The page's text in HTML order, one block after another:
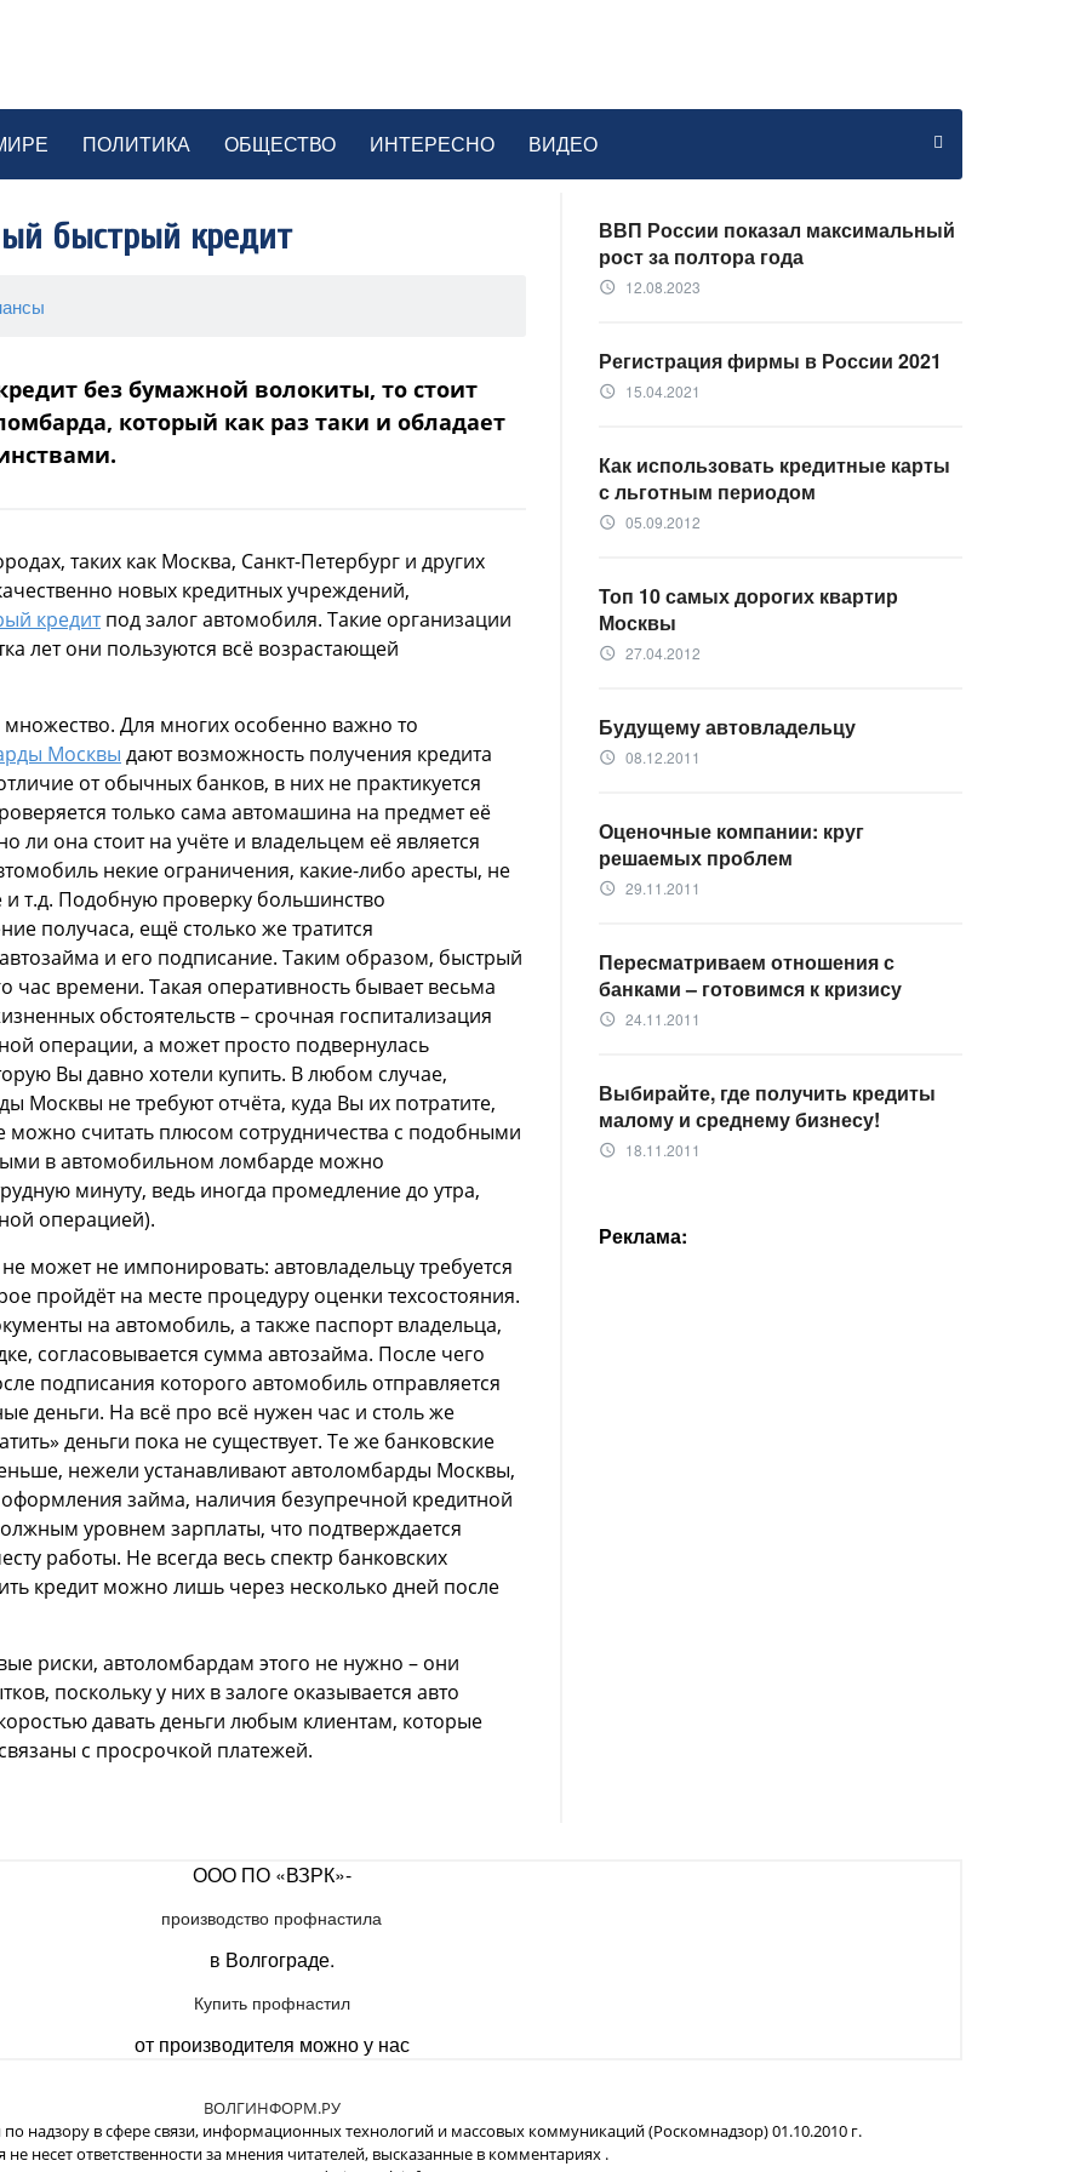
ПОЛИТИКА ОБЩЕСТВО ИНТЕРЕСНО ВИДЕО
быстрый кредит
без бумажной волокиты, то стоит
который как раз таки и обладает
таких как Москва, Санкт-Петербург и других
новых кредитных учреждений,
кредитпод залог автомобиля. Такие организации
лет они пользуются всё возрастающей
Для многих особенно важно то
Москвы дают возможность получения кредита
от обычных банков, в них не практикуется
только сама автомашина на предмет её
ли она стоит на учёте и владельцем её является
некие ограничения, какие-либо аресты, не
т.д. Подобную проверку большинство
получаса, ещё столько же тратится
и его подписание. Таким образом, быстрый
час времени. Такая оперативность бывает весьма
обстоятельств – срочная госпитализация
операции, а может просто подвернулась
Вы давно хотели купить. В любом случае,
Москвы не требуют отчёта, куда Вы их потратите,
считать плюсом сотрудничества с подобными
в автомобильном ломбарде можно
минуту, ведь иногда промедление до утра,
операцией).
может не импонировать: автовладельцу требуется
пройдёт на месте процедуру оценки техсостояния.
на автомобиль, а также паспорт владельца,
согласовывается сумма автозайма. После чего
подписания которого автомобиль отправляется
деньги. На всё про всё нужен час и столь же
деньги пока не существует. Те же банковские
нежели устанавливают автоломбарды Москвы,
займа, наличия безупречной кредитной
уровнем зарплаты, что подтверждается
работы. Не всегда весь спектр банковских
кредит можно лишь через несколько дней после
риски, автоломбардам этого не нужно – они
поскольку у них в залоге оказывается авто
давать деньги любым клиентам, которые
с просрочкой платежей.
ВВП России показал максимальный
рост за полтора года
access_time 12.08.2023
Регистрация фирмы в России 2021
access_time 15.04.2021
Как использовать кредитные карты
с льготным периодом
access_time 05.09.2012
Топ 10 самых дорогих квартир
Москвы
access_time 27.04.2012
Будущему автовладельцу
access_time 08.12.2011
Оценочные компании: круг
решаемых проблем
access_time 29.11.2011
Пересматриваем отношения с
банками – готовимся к кризису
access_time 24.11.2011
Выбирайте, где получить кредиты
малому и среднему бизнесу!
access_time 18.11.2011
Реклама:
ООО ПО «ВЗРК»-
производство профнастила
в Волгограде.
Купить профнастил
от производителя можно у нас
ВОЛГИНФОРМ.РУ
надзору в сфере связи, информационных технологий и массовых коммуникаций (Роскомнадзор) 01.10.2010 г.
не несет ответственности за мнения читателей, высказанные в комментариях .